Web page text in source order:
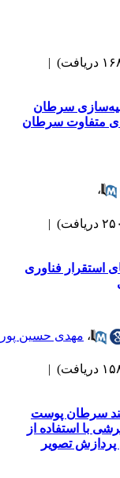
|
سرطان
متفاوت سرطان
،
|
فناوری
،مهدی حسین پور
|
سرطان پوست
با استفاده از
تصویر